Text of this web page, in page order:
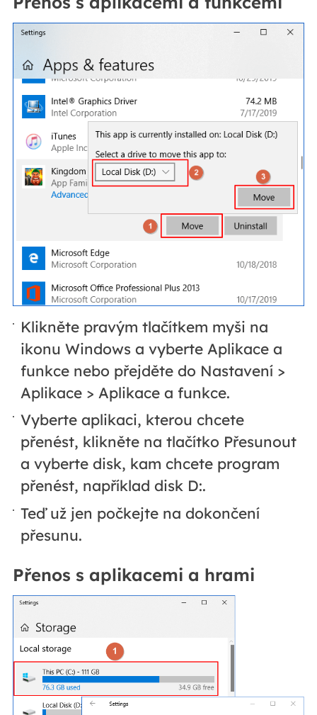
Klikněte pravým tlačítkem myši na
ikonu Windows a vyberte Aplikace a
funkce nebo přejděte do Nastavení >
Aplikace > Aplikace a funkce.
Vyberte aplikaci, kterou chcete
přenést, klikněte na tlačítko Přesunout
a vyberte disk, kam chcete program
přenést, například disk D:.
Teď už jen počkejte na dokončení
přesunu.
Přenos s aplikacemi a hrami